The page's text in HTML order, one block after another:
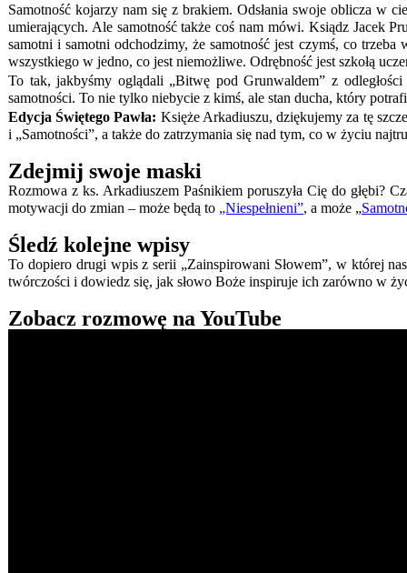
Samotność kojarzy nam się z brakiem. Odsłania swoje oblicza w
umierających. Ale samotność także coś nam mówi. Ksiądz Jacek
samotni i samotni odchodzimy, że samotność jest czymś, co
wszystkiego w jedno, co jest niemożliwe. Odrębność jest szkołą
To tak, jakbyśmy oglądali „Bitwę pod Grunwaldem” z
samotności. To nie tylko niebycie z kimś, ale stan ducha, który
Edycja Świętego Pawła: Księże Arkadiuszu, dziękujemy za tę
i „Samotności”, a także do zatrzymania się nad tym, co w życiu
Zdejmij swoje maski
Rozmowa z ks. Arkadiuszem Paśnikiem poruszyła Cię do głębi?
motywacji do zmian – może będą to „Niespełnieni”, a może „
Śledź kolejne wpisy
To dopiero drugi wpis z serii „Zainspirowani Słowem”, w której
twórczości i dowiedz się, jak słowo Boże inspiruje ich zarówno w
Zobacz rozmowę na YouTube